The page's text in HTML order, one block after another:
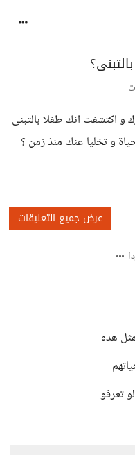
و اكتشفت انك طفلا بالتبنى
و تخليا عنك منذ زمن ؟
عرض جميع التعليقات
هده
تعرفو